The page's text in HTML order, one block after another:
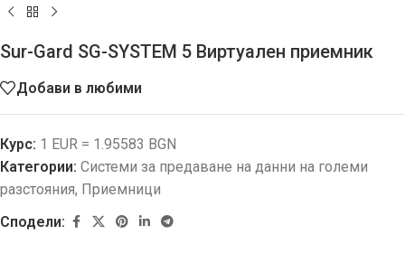
Sur-Gard SG-SYSTEM 5 Виртуален приемник
Добави в любими
Курс: 1 EUR = 1.95583 BGN
Категории: Системи за предаване на данни на големи
разстояния, Приемници
Сподели: